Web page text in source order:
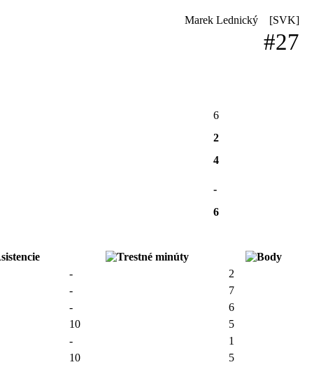
Marek Lednický [SVK]
#27
6
2
4
-
6
-
2
-
7
-
6
10
5
-
1
10
5